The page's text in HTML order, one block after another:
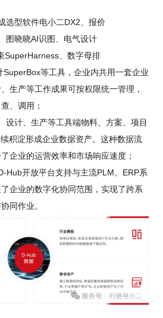
选型软件电小二DX2、报价
图晓晓AI识图、电气设计
SuperHarness、数字母排
等工具，企业内共用一套企业
生产等工作成果可按权限统一管理，
、调用；
设计、生产等工具端物料、方案、项目
积淀形成企业数据资产。这种数据流
企业的运营效率和市场响应速度；
Hub开放平台支持与主流PLM、ERP系
企业的数字化协同范围，实现了跨系
同作业。